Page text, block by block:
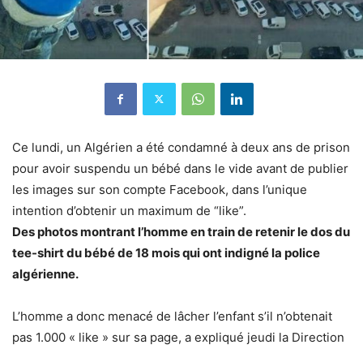
Ce lundi, un Algérien a été condamné à deux ans de prison
pour avoir suspendu un bébé dans le vide avant de publier
les images sur son compte Facebook, dans l’unique
intention d’obtenir un maximum de “like”.
Des photos montrant l’homme en train de retenir le dos du
tee-shirt du bébé de 18 mois qui ont indigné la police
algérienne.
L’homme a donc menacé de lâcher l’enfant s’il n’obtenait
pas 1.000 « like » sur sa page, a expliqué jeudi la Direction